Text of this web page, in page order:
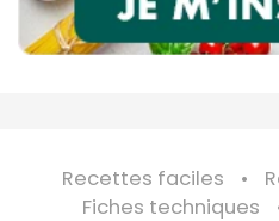
Recettes faciles
Fiches techniques